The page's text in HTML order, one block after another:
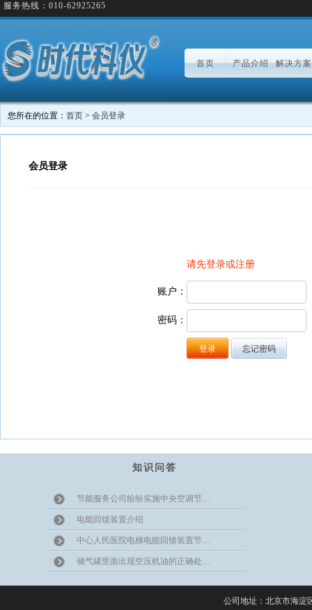
服务热线：010-62925265
首页 产品介绍 解决方案
您所在的位置： 首页 > 会员登录
会员登录
请先登录或注册
账户：
密码：
知识问答
节能服务公司纷纷实施中央空调节…
电能回馈装置介绍
中心人民医院电梯电能回馈装置节…
储气罐里面出现空压机油的正确处…
公司地址：北京市海淀